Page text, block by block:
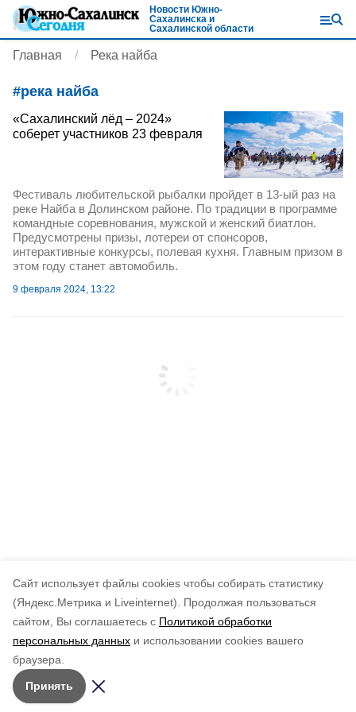
Cайт использует файлы cookies чтобы собирать статистику
(Яндекс.Метрика и Liveinternet).
Продолжая пользоваться
сайтом, Вы соглашаетесь с Политикой обработки
персональных данных и использовании cookies вашего
браузера.
Принять
Новости Южно-
Сахалинска и
Сахалинской области
Главная Река найба
#река найба
«Сахалинский лёд – 2024»
соберет участников 23 февраля
Фестиваль любительской рыбалки пройдет в 13-ый раз на
реке Найба в Долинском районе. По традиции в программе
командные соревнования, мужской и женский биатлон.
Предусмотрены призы, лотереи от спонсоров,
интерактивные конкурсы, полевая кухня. Главным призом в
этом году станет автомобиль.
9 февраля 2024, 13:22